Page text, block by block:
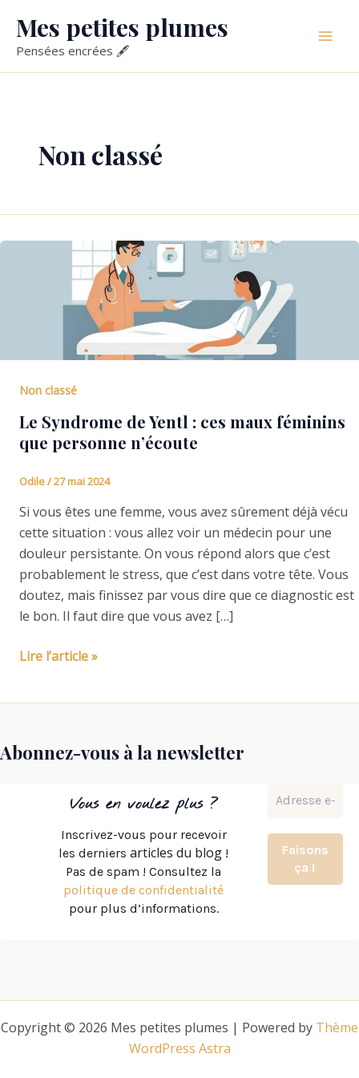
contenu
Mes petites plumes
Pensées encrées 🖋
Non classé
Non classé
Le Syndrome de Yentl : ces maux féminins
que personne n’écoute
Odile/27 mai 2024
Si vous êtes une femme, vous avez sûrement déjà vécu
cette situation : vous allez voir un médecin pour une
douleur persistante. On vous répond alors que c’est
probablement le stress, que c’est dans votre tête. Vous
doutez, mais finissez par vous dire que ce diagnostic est
le bon. Il faut dire que vous avez […]
Le
ces
personne
n’écoute
Lire l’article »
Abonnez-vous à la newsletter
Vous en voulez plus ?
Inscrivez-vous pour recevoir
les derniersarticles du blog !
Pas de spam ! Consultez la
politique de confidentialité
pour plus d’informations.
Copyright © 2026 Mes petites plumes | Powered by Thème
WordPress Astra